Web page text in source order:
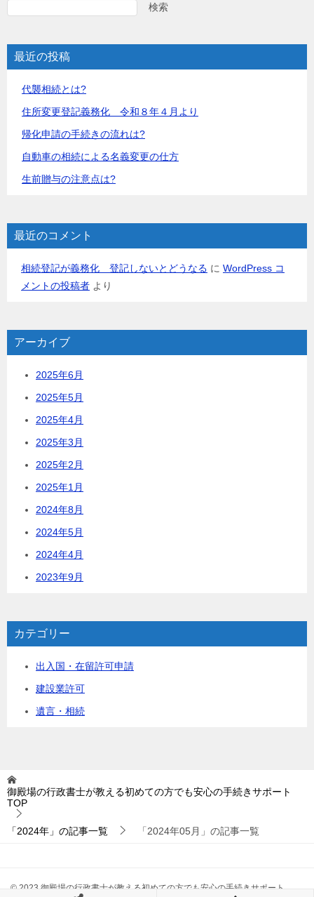
検索
最近の投稿
代襲相続とは?
住所変更登記義務化 令和８年４月より
帰化申請の手続きの流れは?
自動車の相続による名義変更の仕方
生前贈与の注意点は?
最近のコメント
相続登記が義務化 登記しないとどうなる に WordPress コ
メントの投稿者 より
アーカイブ
2025年6月
2025年5月
2025年4月
2025年3月
2025年2月
2025年1月
2024年8月
2024年5月
2024年4月
2023年9月
カテゴリー
出入国・在留許可申請
建設業許可
遺言・相続
御殿場の行政書士が教える初めての方でも安心の手続きサポート
TOP
「2024年」の記事一覧 「2024年05月」の記事一覧
© 2023 御殿場の行政書士が教える初めての方でも安心の手続きサポート